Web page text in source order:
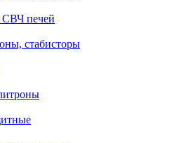
печей
стабисторы